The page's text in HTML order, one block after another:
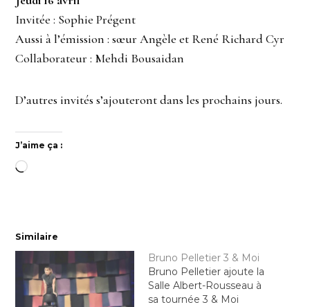
Invitée : Sophie Prégent
Aussi à l’émission : sœur Angèle et René Richard Cyr
Collaborateur : Mehdi Bousaidan
D’autres invités s’ajouteront dans les prochains jours.
J’aime ça :
Chargement…
Similaire
Bruno Pelletier 3 & Moi
Bruno Pelletier ajoute la
Salle Albert-Rousseau à
sa tournée 3 & Moi